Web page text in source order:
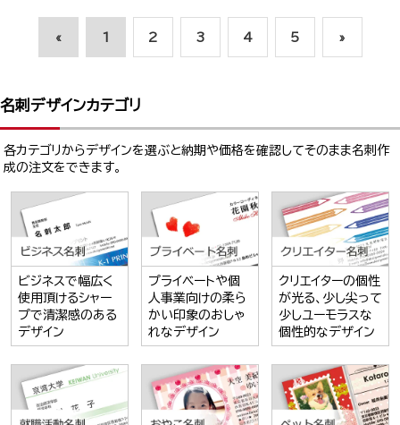
« 1 2 3 4 5 »
名刺デザインカテゴリ
各カテゴリからデザインを選ぶと納期や価格を確認してそのまま名刺作
成の注文をできます。
ビジネスで幅広く
使用頂けるシャー
プで清潔感のある
デザイン
プライベートや個
人事業向けの柔ら
かい印象のおしゃ
れなデザイン
クリエイターの個性
が光る、少し尖って
少しユーモラスな
個性的なデザイン